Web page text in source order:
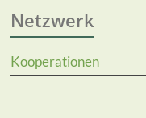
Netzwerk
Kooperationen